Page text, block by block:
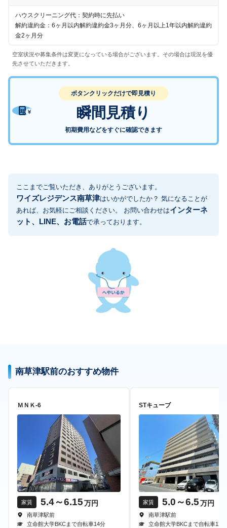
ハウスクリーニング代：契約時に先払い
解約違約金：6ヶ月以内解約違約金3ヶ月分、6ヶ月以上1年以内解約違約
金2ヶ月分
空室状況や募集条件は変更になっている場合がございます。その場合は現況を優
先させていただきます。
ボタンクリックだけで即見積り
瞬間見積り
初期費用などをすぐに確認できます
ここまでご覧いただき、ありがとうございます。
ワイズレジデンス南草津はいかがでしたか？ 気になることが
あれば、お気軽にご相談ください。 お問い合わせはインターネ
ット、LINE、お電話で承っております。
南草津駅前のおすすめ物件
ＭＮＫ-6
家賃 5.4～6.15万円
南草津駅前
立命館大学BKCまで自転車14分
STキューブ
家賃 5.0 ～6.5万円
南草津駅前
立命館大学BKCまで自転車12